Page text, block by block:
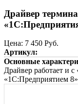
Драйвер
Цена: 7 450 Руб.
Артикул:
Основные
Драйвер работает и
«1С:Предприятием